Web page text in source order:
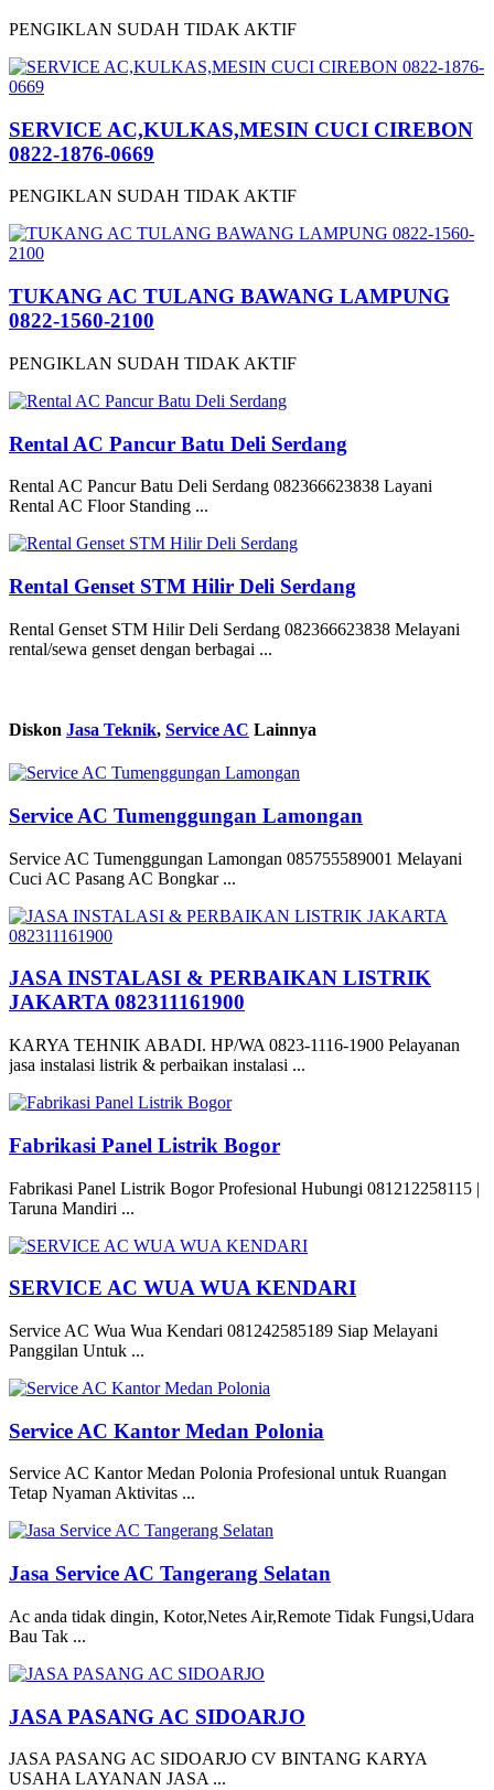
PENGIKLAN SUDAH TIDAK AKTIF
SERVICE AC,KULKAS,MESIN CUCI CIREBON
0822-1876-0669
PENGIKLAN SUDAH TIDAK AKTIF
TUKANG AC TULANG BAWANG LAMPUNG
0822-1560-2100
PENGIKLAN SUDAH TIDAK AKTIF
Rental AC Pancur Batu Deli Serdang
Rental AC Pancur Batu Deli Serdang 082366623838 Layani
Rental AC Floor Standing ...
Rental Genset STM Hilir Deli Serdang
Rental Genset STM Hilir Deli Serdang 082366623838 Melayani
rental/sewa genset dengan berbagai ...
Diskon Jasa Teknik, Service AC Lainnya
Service AC Tumenggungan Lamongan
Service AC Tumenggungan Lamongan 085755589001 Melayani
Cuci AC Pasang AC Bongkar ...
JASA INSTALASI & PERBAIKAN LISTRIK
JAKARTA 082311161900
KARYA TEHNIK ABADI. HP/WA 0823-1116-1900 Pelayanan
jasa instalasi listrik & perbaikan instalasi ...
Fabrikasi Panel Listrik Bogor
Fabrikasi Panel Listrik Bogor Profesional Hubungi 081212258115 |
Taruna Mandiri ...
SERVICE AC WUA WUA KENDARI
Service AC Wua Wua Kendari 081242585189 Siap Melayani
Panggilan Untuk ...
Service AC Kantor Medan Polonia
Service AC Kantor Medan Polonia Profesional untuk Ruangan
Tetap Nyaman Aktivitas ...
Jasa Service AC Tangerang Selatan
Ac anda tidak dingin, Kotor,Netes Air,Remote Tidak Fungsi,Udara
Bau Tak ...
JASA PASANG AC SIDOARJO
JASA PASANG AC SIDOARJO CV BINTANG KARYA
USAHA LAYANAN JASA ...